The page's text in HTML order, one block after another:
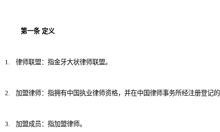
第一条 定义
1. 律师联盟：指金牙大状律师联盟。
2. 加盟律师：指拥有中国执业律师资格，并在中国律师事务所经注册登记
3. 加盟成员：指加盟律师。